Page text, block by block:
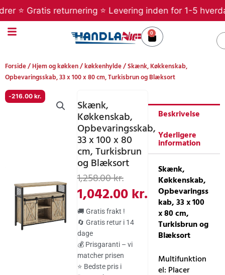
til
indholdet
Gratis returnering ⭐ Levering inden for 1-5 hverdage
0
Kurv
Forside/Hjem og køkken/køkkenhylde/ Skænk, Køkkenskab,
Opbevaringsskab, 33 x 100 x 80 cm, Turkisbrun og Blæksort
-216.00 kr.
Skænk,
Køkkenskab,
Opbevaringsskab,
33 x 100 x 80
cm, Turkisbrun
og Blæksort
1,258.00kr.Den
oprindelige
pris
var:
1,258.00 kr..
1,042.00kr.
Den
aktuelle
pris
er:
1,042.00 kr..
🚚 Gratis frakt !
🔄 Gratis retur i 14
dage
💰 Prisgaranti – vi
matcher prisen
⭐ Bedste pris i
Beskrivelse
Yderligere
information
Skænk,
Køkkenskab,
Opbevaringss
kab, 33 x 100
x 80 cm,
Turkisbrun og
Blæksort
Multifunktion
el: Placer